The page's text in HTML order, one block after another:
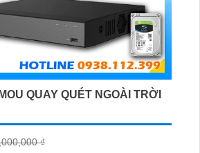
QUAY QUÉT NGOÀI TRỜI
₫